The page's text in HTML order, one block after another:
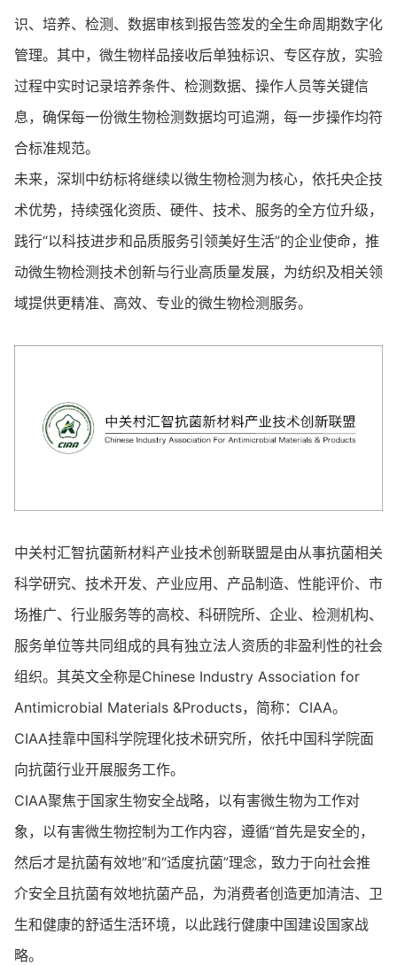
识、培养、检测、数据审核到报告签发的全生命周期数字化
管理。其中，微生物样品接收后单独标识、专区存放，实验
过程中实时记录培养条件、检测数据、操作人员等关键信
息，确保每一份微生物检测数据均可追溯，每一步操作均符
合标准规范。
未来，深圳中纺标将继续以微生物检测为核心，依托央企技
术优势，持续强化资质、硬件、技术、服务的全方位升级，
践行“以科技进步和品质服务引领美好生活”的企业使命，推
动微生物检测技术创新与行业高质量发展，为纺织及相关领
域提供更精准、高效、专业的微生物检测服务。
中关村汇智抗菌新材料产业技术创新联盟是由从事抗菌相关
科学研究、技术开发、产业应用、产品制造、性能评价、市
场推广、行业服务等的高校、科研院所、企业、检测机构、
服务单位等共同组成的具有独立法人资质的非盈利性的社会
组织。其英文全称是Chinese Industry Association for
Antimicrobial Materials &Products，简称：CIAA。
CIAA挂靠中国科学院理化技术研究所，依托中国科学院面
向抗菌行业开展服务工作。
CIAA聚焦于国家生物安全战略，以有害微生物为工作对
象，以有害微生物控制为工作内容，遵循“首先是安全的，
然后才是抗菌有效地”和“适度抗菌”理念，致力于向社会推
介安全且抗菌有效地抗菌产品，为消费者创造更加清洁、卫
生和健康的舒适生活环境，以此践行健康中国建设国家战
略。